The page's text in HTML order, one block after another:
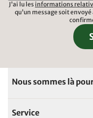
J'ai lu les informations
qu'un message soit
Nous sommes là
Service